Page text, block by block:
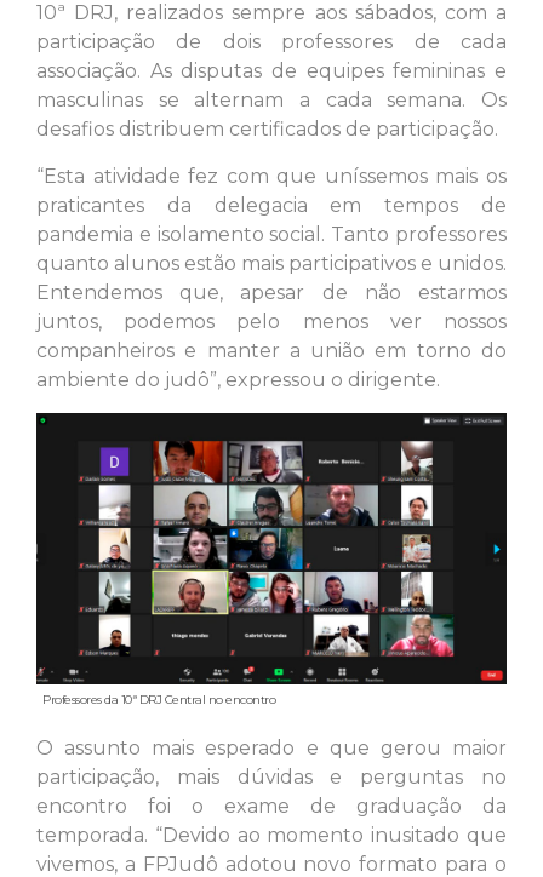
10ª DRJ, realizados sempre aos sábados, com a
participação de dois professores de cada
associação. As disputas de equipes femininas e
masculinas se alternam a cada semana. Os
desafios distribuem certificados de participação.
“Esta atividade fez com que uníssemos mais os
praticantes da delegacia em tempos de
pandemia e isolamento social. Tanto professores
quanto alunos estão mais participativos e unidos.
Entendemos que, apesar de não estarmos
juntos, podemos pelo menos ver nossos
companheiros e manter a união em torno do
ambiente do judô”, expressou o dirigente.
Professores da 10ª DRJ Central no encontro
O assunto mais esperado e que gerou maior
participação, mais dúvidas e perguntas no
encontro foi o exame de graduação da
temporada. “Devido ao momento inusitado que
vivemos, a FPJudô adotou novo formato para o